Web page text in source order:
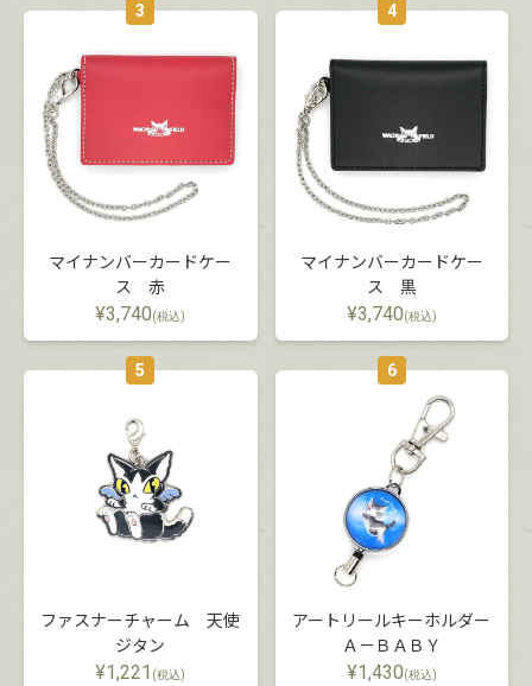
3
マイナンバーカードケー
ス 赤
¥3,740(税込)
4
マイナンバーカードケー
ス 黒
¥3,740(税込)
5
ファスナーチャーム 天使
ジタン
¥1,221 (税込)
6
アートリールキーホルダー
Ａ－ＢＡＢＹ
¥1,430(税込)